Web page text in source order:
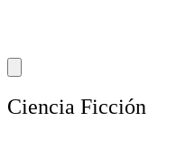
Ciencia Ficción